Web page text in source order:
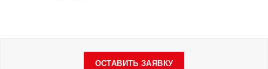
ОСТАВИТЬ ЗАЯВКУ